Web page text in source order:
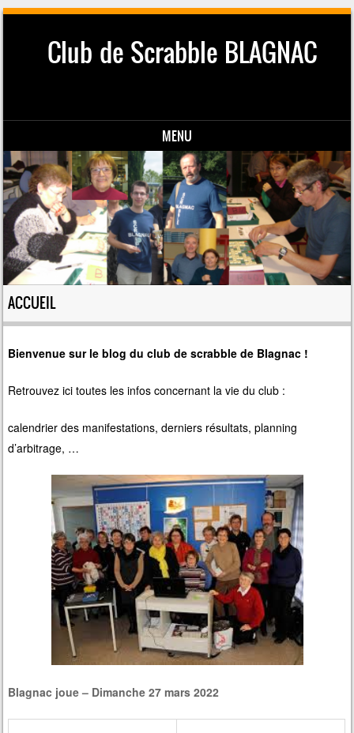
Club de Scrabble BLAGNAC
MENU
Skip to content
ACCUEIL
Bienvenue sur le blog du club de scrabble de Blagnac !
Retrouvez ici toutes les infos concernant la vie du club :
calendrier des manifestations, derniers résultats, planning
d’arbitrage, …
Blagnac joue – Dimanche 27 mars 2022